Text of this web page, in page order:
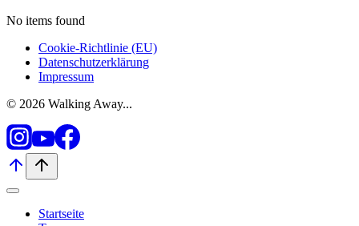
No items found
Cookie-Richtlinie (EU)
Datenschutzerklärung
Impressum
© 2026 Walking Away...
Startseite